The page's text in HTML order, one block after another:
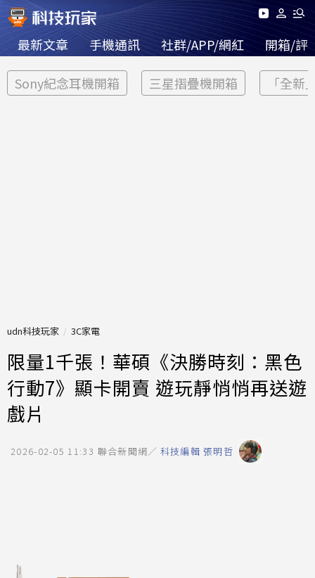
最新文章 手機通訊 社群/APP/網紅 開箱/評
Sony紀念耳機開箱 三星摺疊機開箱 「全新
udn科技玩家 3C家電
限量1千張！華碩《決勝時刻：黑色
行動7》顯卡開賣 遊玩靜悄悄再送遊
戲片
2026-02-05 11:33 聯合新聞網／ 科技編輯 張明哲